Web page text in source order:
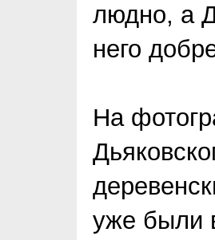
людно, а
него
На
уже были